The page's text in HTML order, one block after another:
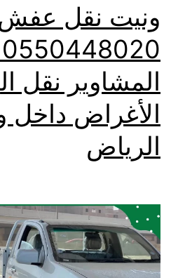
ونيت نقل عفش
المشاوير نقل
الأغراض داخل
الرياض